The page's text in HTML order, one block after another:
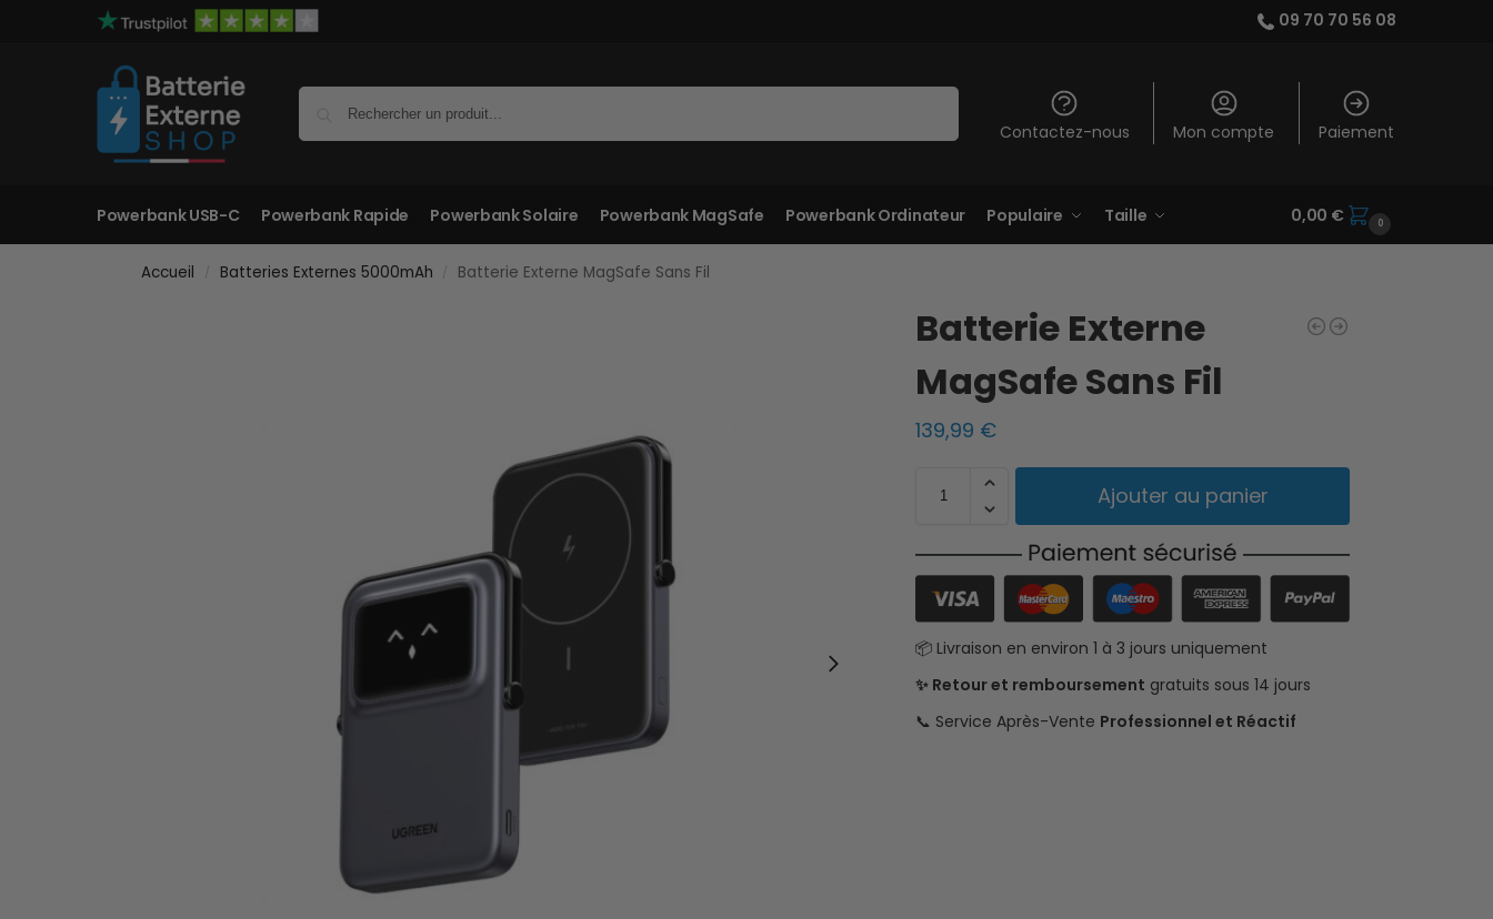
09 70 70 56 08
Contactez-nous Mon compte Paiement
Powerbank USB-C Powerbank Rapide Powerbank Solaire Powerbank MagSafe Powerbank Ordinateur Populaire Taille 0,00 € 0
Accueil Batteries Externes 5000mAh Batterie Externe MagSafe Sans Fil
Batterie Externe
MagSafe Sans Fil
139,99 €
Ajouter au panier
📦 Livraison en environ 1 à 3 jours uniquement
✨ Retour et remboursement gratuits sous 14 jours
📞 Service Après-Vente Professionnel et Réactif